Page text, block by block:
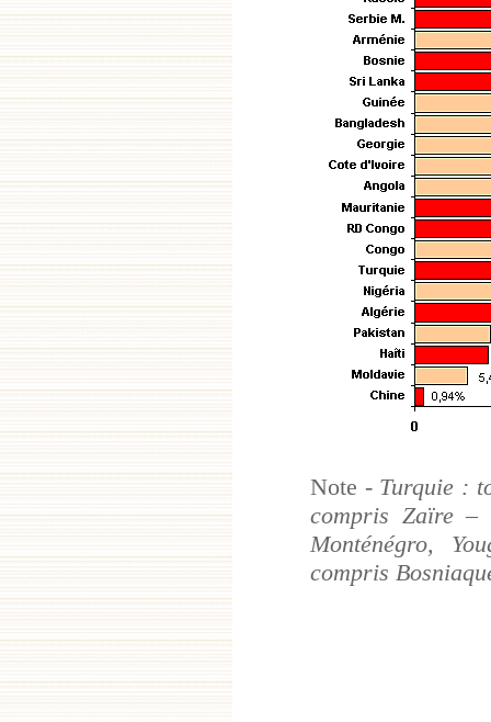
Note - Turquie :
compris Zaïre –
Monténégro,
compris